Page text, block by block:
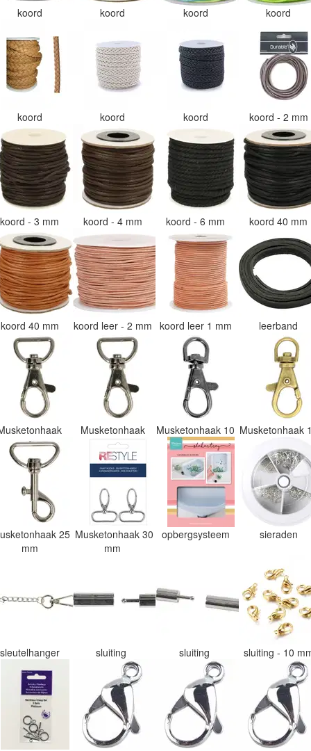
koord koord koord koord
koord koord koord koord - 2 mm
koord - 3 mm koord - 4 mm koord - 6 mm koord 40 mm
koord 40 mm koord leer - 2 mm koord leer 1 mm leerband
Musketonhaak Musketonhaak 10 Musketonhaak
25
mm
Musketonhaak 30
mm
opbergsysteem sieraden
sleutelhanger sluiting sluiting sluiting - 10